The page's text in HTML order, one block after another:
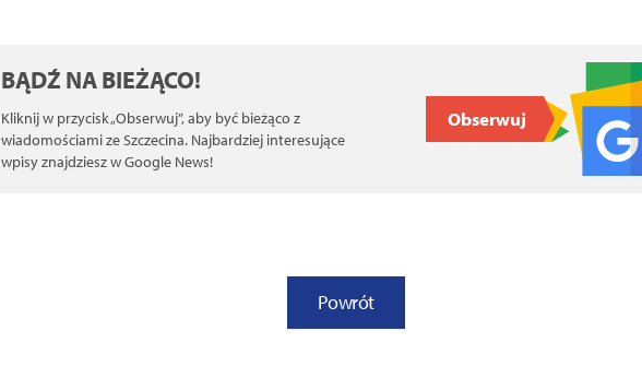
BĄDŹ NA BIEŻĄCO!
Kliknij w przycisk „Obserwuj”, aby być bieżąco z
wiadomościami ze Szczecina. Najbardziej interesujące
wpisy znajdziesz w Google News!
Obserwuj
Powrót